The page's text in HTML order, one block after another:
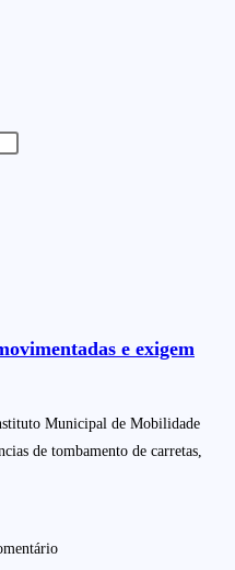
e exigem
Municipal de Mobilidade
de tombamento de carretas,